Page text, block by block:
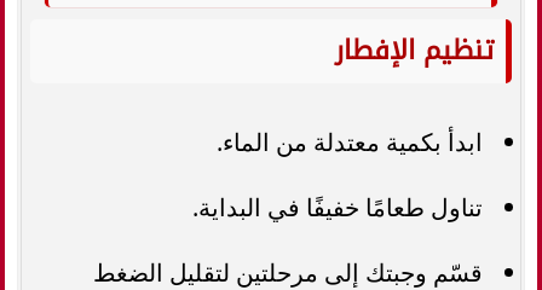
تنظيم الإفطار
ابدأ بكمية معتدلة من الماء.
تناول طعامًا خفيفًا في البداية.
قسّم وجبتك إلى مرحلتين لتقليل الضغط